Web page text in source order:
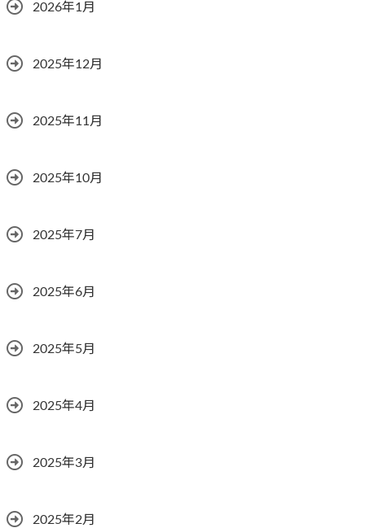
2026年1月
2025年12月
2025年11月
2025年10月
2025年7月
2025年6月
2025年5月
2025年4月
2025年3月
2025年2月